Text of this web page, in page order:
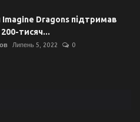
Dragons підтримав
200-тисяч...
Липень 5, 2022 0